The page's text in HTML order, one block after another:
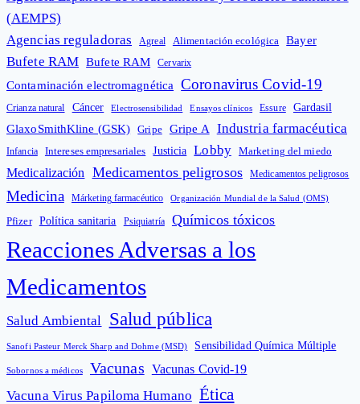
(AEMPS)
Agencias reguladoras
Agreal Alimentación ecológica Bayer
Bufete RAM Bufete RAM Cervarix
Contaminación electromagnética Coronavirus Covid-19
Crianza natural Cáncer Electrosensibilidad Ensayos clínicos Essure Gardasil
GlaxoSmithKline (GSK) Gripe Gripe A Industria farmacéutica
Infancia Intereses empresariales Justicia Lobby Marketing del miedo
Medicalización Medicamentos peligrosos Medicamentos peligrosos
Medicina Márketing farmacéutico Organización Mundial de la Salud (OMS)
Pfizer Política sanitaria Psiquiatría Químicos tóxicos
Reacciones Adversas a los
Medicamentos
Salud Ambiental Salud pública
Sanofi Pasteur Merck Sharp and Dohme (MSD) Sensibilidad Química Múltiple
Sobornos a médicos Vacunas Vacunas Covid-19
Vacuna Virus Papiloma Humano Ética